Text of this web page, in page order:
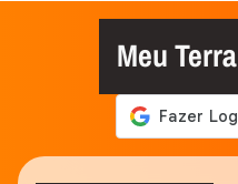
Meu Terra